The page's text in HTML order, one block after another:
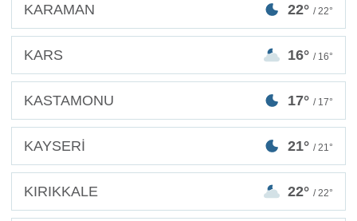
KARAMAN 22° / 22°
KARS 16° / 16°
KASTAMONU 17° / 17°
KAYSERİ 21° / 21°
KIRIKKALE 22° / 22°